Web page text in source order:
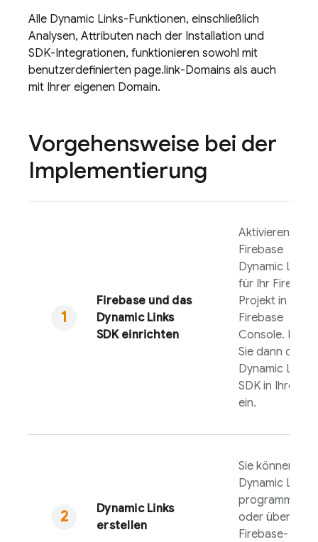
Alle Dynamic Links-Funktionen, einschließlich
Analysen, Attributen nach der Installation und
SDK-Integrationen, funktionieren sowohl mit
benutzerdefinierten page.link-Domains als auch
mit Ihrer eigenen Domain.
Vorgehensweise bei der
Implementierung
Firebase und das
Dynamic Links
SDK einrichten
Aktivieren Sie
Firebase
Dynamic Links
für Ihr
Projekt in der
Firebase
Console.
Sie dann das
Dynamic Links
SDK in Ihre
ein.
Dynamic Links
erstellen
Sie können
Dynamic Links
oder über die
Firebase-